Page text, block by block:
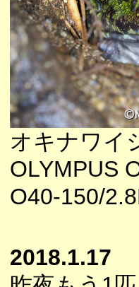
オキナワイ
OLYMPUS
O40-150/
2018.1.17